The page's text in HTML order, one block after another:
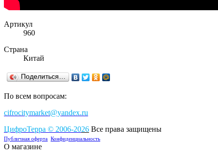
Артикул
960
Страна
Китай
Поделиться…
По всем вопросам:
cifrocitymarket@yandex.ru
ЦифроТерра © 2006-2026 Все права защищены
Публичная оферта Конфиденциальность
О магазине